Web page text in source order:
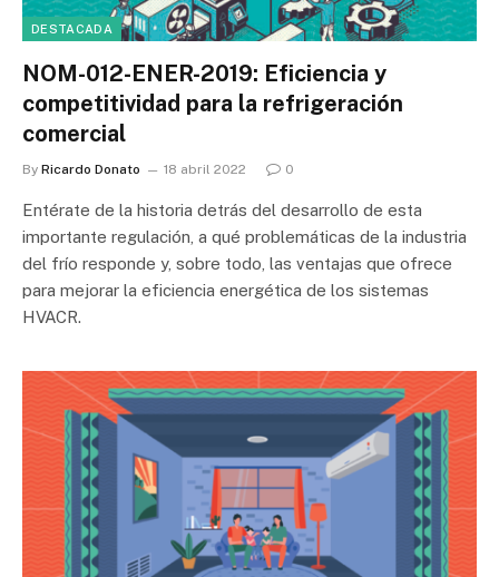
DESTACADA
NOM-012-ENER-2019: Eficiencia y
competitividad para la refrigeración
comercial
By Ricardo Donato 18 abril 2022 0
Entérate de la historia detrás del desarrollo de esta
importante regulación, a qué problemáticas de la industria
del frío responde y, sobre todo, las ventajas que ofrece
para mejorar la eficiencia energética de los sistemas
HVACR.